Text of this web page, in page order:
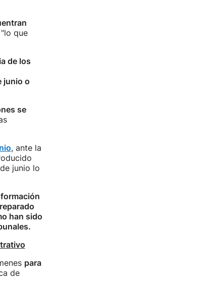
que
de los
junio o
se
, ante la
junio lo
han sido
para
de